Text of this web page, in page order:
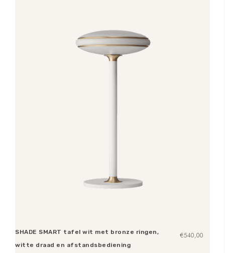
SHADE SMART tafel wit met bronze ringen,
witte draad en afstandsbediening
€540,00